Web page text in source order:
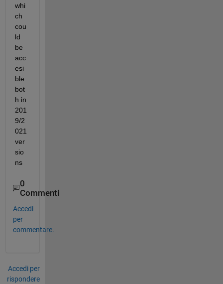
whi
ch
cou
ld
be
acc
esi
ble
bot
h in
201
9/2
021
ver
sio
ns
0
Commenti
Accedi
per
commentare.
Accedi per
rispondere